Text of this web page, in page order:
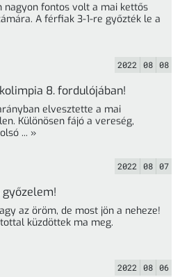
nagyon fontos volt a mai kettős
A férfiak 3-1-re győzték le a
2022 08 08
8. fordulójában!
elvesztette a mai
Különösen fájó a vereség,
főleg, hogy megint az utolsó ... »
2022 08 07
az öröm, de most jön a neheze!
küzdöttek ma meg.
2022 08 06